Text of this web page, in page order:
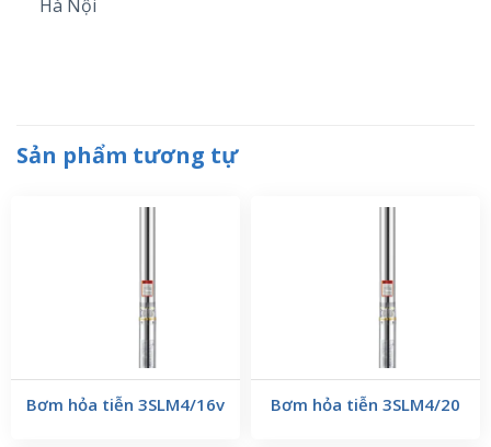
Hà Nội
Sản phẩm tương tự
Bơm hỏa tiễn 3SLM4/16v Bơm hỏa tiễn 3SLM4/20